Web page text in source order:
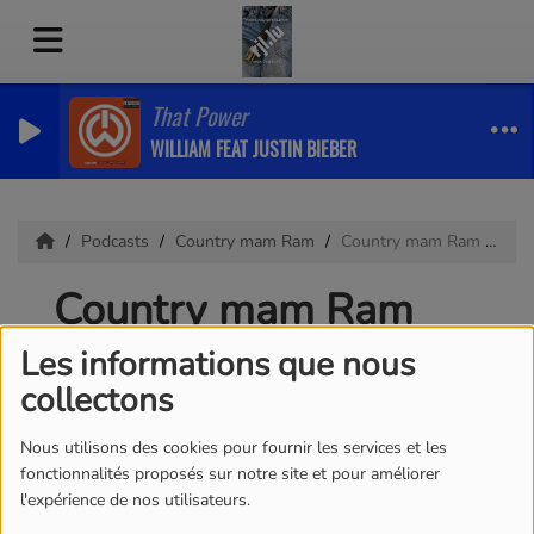
Les informations que nous
collectons
Nous utilisons des cookies pour fournir les services et les
fonctionnalités proposés sur notre site et pour améliorer
l'expérience de nos utilisateurs.
That Power
WILLIAM FEAT JUSTIN BIEBER
Podcasts Country mam Ram Country mam Ram 08.06.2026
Country mam Ram
08.06.2026